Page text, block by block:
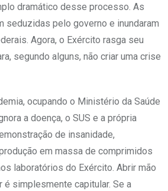
dramático desse processo. As
seduzidas pelo governo e inundaram
Agora, o Exército rasga seu
segundo alguns, não criar uma crise
ocupando o Ministério da Saúde
a doença, o SUS e a própria
de insanidade,
em massa de comprimidos
laboratórios do Exército. Abrir mão
simplesmente capitular. Se a